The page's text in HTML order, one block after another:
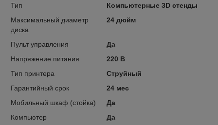
Тип
Компьютерные 3D стенды
Максимальный диаметр
диска
24 дюйм
Пульт управления
Да
Напряжение питания
220 В
Тип принтера
Струйный
Гарантийный срок
24 мес
Мобильный шкаф (стойка)
Да
Компьютер
Да